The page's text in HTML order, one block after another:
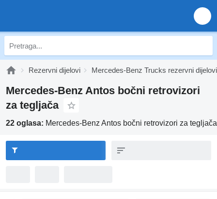
Rezervni dijelovi Mercedes-Benz Trucks rezervni dijelovi
Mercedes-Benz Antos bočni retrovizori
za tegljača
22 oglasa: Mercedes-Benz Antos bočni retrovizori za tegljača